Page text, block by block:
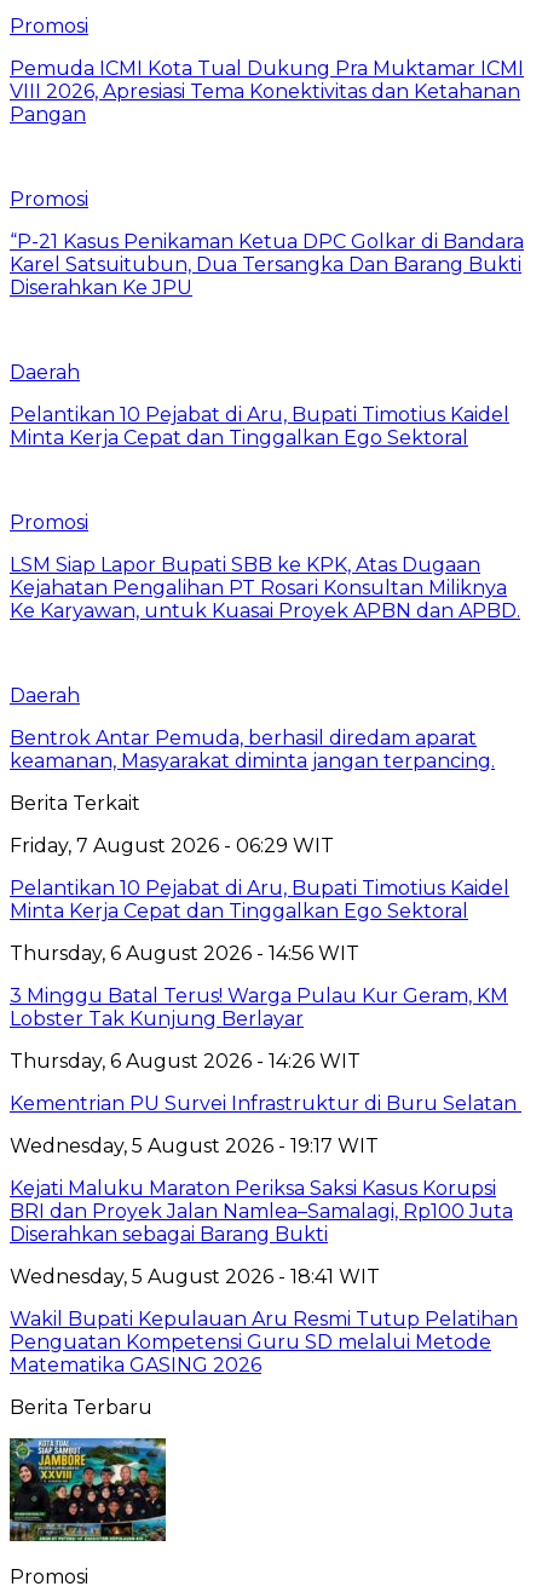
Promosi
Pemuda ICMI Kota Tual Dukung Pra Muktamar ICMI
VIII 2026, Apresiasi Tema Konektivitas dan Ketahanan
Pangan
Promosi
“P-21 Kasus Penikaman Ketua DPC Golkar di Bandara
Karel Satsuitubun, Dua Tersangka Dan Barang Bukti
Diserahkan Ke JPU
Daerah
Pelantikan 10 Pejabat di Aru, Bupati Timotius Kaidel
Minta Kerja Cepat dan Tinggalkan Ego Sektoral
Promosi
LSM Siap Lapor Bupati SBB ke KPK, Atas Dugaan
Kejahatan Pengalihan PT Rosari Konsultan Miliknya
Ke Karyawan, untuk Kuasai Proyek APBN dan APBD.
Daerah
Bentrok Antar Pemuda, berhasil diredam aparat
keamanan, Masyarakat diminta jangan terpancing.
Berita Terkait
Friday, 7 August 2026 - 06:29 WIT
Pelantikan 10 Pejabat di Aru, Bupati Timotius Kaidel
Minta Kerja Cepat dan Tinggalkan Ego Sektoral
Thursday, 6 August 2026 - 14:56 WIT
3 Minggu Batal Terus! Warga Pulau Kur Geram, KM
Lobster Tak Kunjung Berlayar
Thursday, 6 August 2026 - 14:26 WIT
Kementrian PU Survei Infrastruktur di Buru Selatan
Wednesday, 5 August 2026 - 19:17 WIT
Kejati Maluku Maraton Periksa Saksi Kasus Korupsi
BRI dan Proyek Jalan Namlea–Samalagi, Rp100 Juta
Diserahkan sebagai Barang Bukti
Wednesday, 5 August 2026 - 18:41 WIT
Wakil Bupati Kepulauan Aru Resmi Tutup Pelatihan
Penguatan Kompetensi Guru SD melalui Metode
Matematika GASING 2026
Berita Terbaru
Promosi